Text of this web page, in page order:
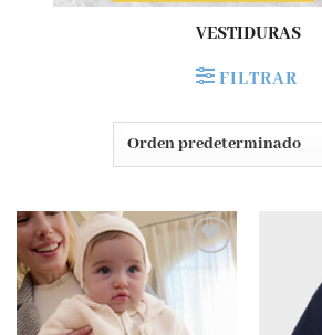
VESTIDURAS
FILTRAR